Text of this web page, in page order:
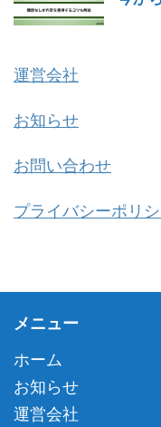
運営会社
お知らせ
お問い合わせ
プライバシーポリ
メニュー
ホーム
お知らせ
運営会社